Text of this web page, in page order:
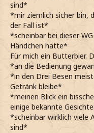
sind*
*mir ziemlich sicher bin,
der Fall ist*
*scheinbar bei dieser
Händchen hatte*
Für mich ein Butterbier.
*an die Bedienung
*in den Drei Besen
Getränk bleibe*
*meinen Blick ein
einige bekannte
*scheinbar wirklich viele
sind*